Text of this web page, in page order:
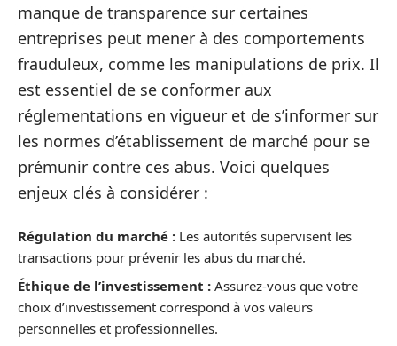
manque de transparence sur certaines
entreprises peut mener à des comportements
frauduleux, comme les manipulations de prix. Il
est essentiel de se conformer aux
réglementations en vigueur et de s’informer sur
les normes d’établissement de marché pour se
prémunir contre ces abus. Voici quelques
enjeux clés à considérer :
Régulation du marché : Les autorités supervisent les
transactions pour prévenir les abus du marché.
Éthique de l’investissement : Assurez-vous que votre
choix d’investissement correspond à vos valeurs
personnelles et professionnelles.